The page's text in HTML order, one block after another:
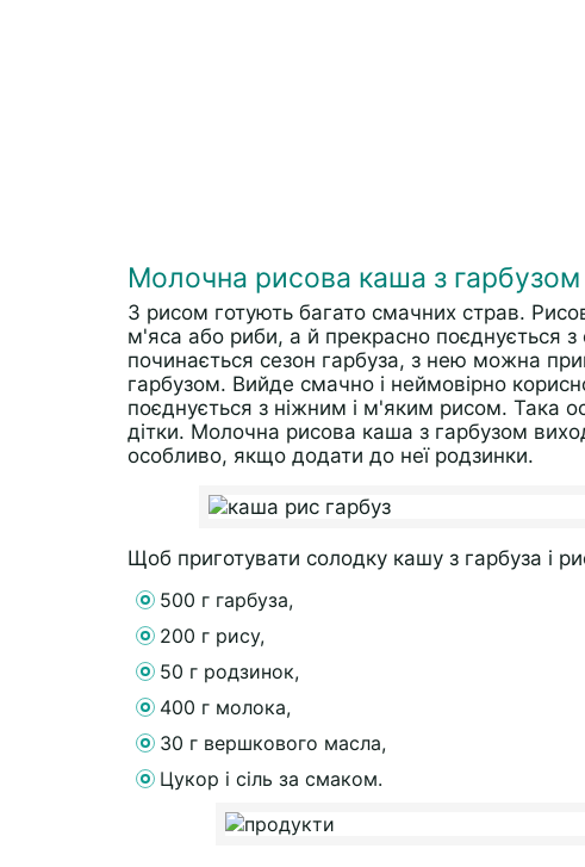
Молочна рисова каша з гарбузом
З рисом готують багато смачних страв.
м'яса або риби, а й прекрасно поєднується
починається сезон гарбуза, з нею можна
гарбузом. Вийде смачно і неймовірно
поєднується з ніжним і м'яким рисом. Така
дітки. Молочна рисова каша з гарбузом
особливо, якщо додати до неї родзинки.
Щоб приготувати солодку кашу з гарбуза і
500 г гарбуза,
200 г рису,
50 г родзинок,
400 г молока,
30 г вершкового масла,
Цукор і сіль за смаком.